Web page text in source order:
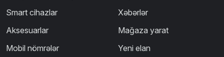
Smart cihazlar
Aksesuarlar
Mobil nömrələr
Xəbərlər
Mağaza yarat
Yeni elan